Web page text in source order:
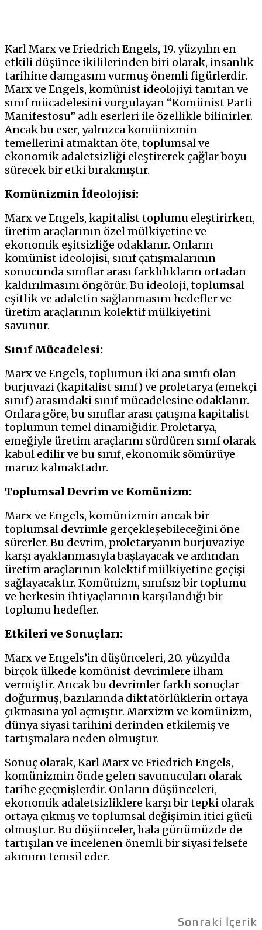
Karl Marx ve Friedrich Engels, 19. yüzyılın en
etkili düşünce ikililerinden biri olarak, insanlık
tarihine damgasını vurmuş önemli figürlerdir.
Marx ve Engels, komünist ideolojiyi tanıtan ve
sınıf mücadelesini vurgulayan “Komünist Parti
Manifestosu” adlı eserleri ile özellikle bilinirler.
Ancak bu eser, yalnızca komünizmin
temellerini atmaktan öte, toplumsal ve
ekonomik adaletsizliği eleştirerek çağlar boyu
sürecek bir etki bırakmıştır.
Komünizmin İdeolojisi:
Marx ve Engels, kapitalist toplumu eleştirirken,
üretim araçlarının özel mülkiyetine ve
ekonomik eşitsizliğe odaklanır. Onların
komünist ideolojisi, sınıf çatışmalarının
sonucunda sınıflar arası farklılıkların ortadan
kaldırılmasını öngörür. Bu ideoloji, toplumsal
eşitlik ve adaletin sağlanmasını hedefler ve
üretim araçlarının kolektif mülkiyetini
savunur.
Sınıf Mücadelesi:
Marx ve Engels, toplumun iki ana sınıfı olan
burjuvazi (kapitalist sınıf) ve proletarya (emekçi
sınıf) arasındaki sınıf mücadelesine odaklanır.
Onlara göre, bu sınıflar arası çatışma kapitalist
toplumun temel dinamiğidir. Proletarya,
emeğiyle üretim araçlarını sürdüren sınıf olarak
kabul edilir ve bu sınıf, ekonomik sömürüye
maruz kalmaktadır.
Toplumsal Devrim ve Komünizm:
Marx ve Engels, komünizmin ancak bir
toplumsal devrimle gerçekleşebileceğini öne
sürerler. Bu devrim, proletaryanın burjuvaziye
karşı ayaklanmasıyla başlayacak ve ardından
üretim araçlarının kolektif mülkiyetine geçişi
sağlayacaktır. Komünizm, sınıfsız bir toplumu
ve herkesin ihtiyaçlarının karşılandığı bir
toplumu hedefler.
Etkileri ve Sonuçları:
Marx ve Engels’in düşünceleri, 20. yüzyılda
birçok ülkede komünist devrimlere ilham
vermiştir. Ancak bu devrimler farklı sonuçlar
doğurmuş, bazılarında diktatörlüklerin ortaya
çıkmasına yol açmıştır. Marxizm ve komünizm,
dünya siyasi tarihini derinden etkilemiş ve
tartışmalara neden olmuştur.
Sonuç olarak, Karl Marx ve Friedrich Engels,
komünizmin önde gelen savunucuları olarak
tarihe geçmişlerdir. Onların düşünceleri,
ekonomik adaletsizliklere karşı bir tepki olarak
ortaya çıkmış ve toplumsal değişimin itici gücü
olmuştur. Bu düşünceler, hala günümüzde de
tartışılan ve incelenen önemli bir siyasi felsefe
akımını temsil eder.
Sonraki İçerik